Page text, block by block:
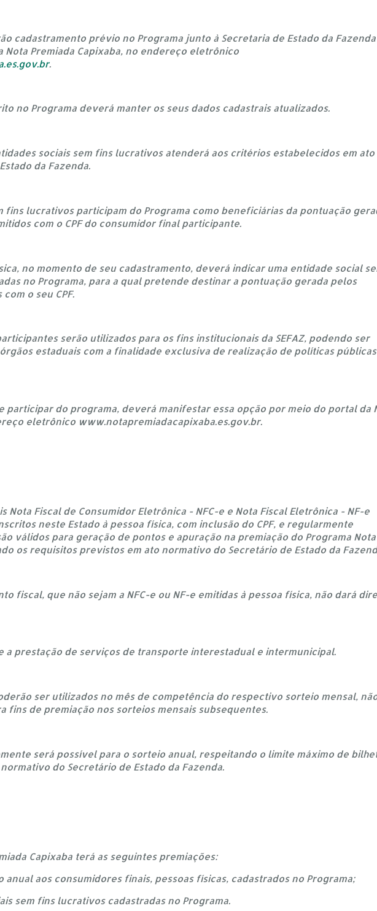
cadastramento prévio no Programa junto à Secretaria de Estado da
Nota Premiada Capixaba, no endereço eletrônico
.
no Programa deverá manter os seus dados cadastrais atualizados.
sociais sem fins lucrativos atenderá aos critérios estabelecidos em ato
da Fazenda.
fins lucrativos participam do Programa como beneficiárias da pontuação
com o CPF do consumidor final participante.
no momento de seu cadastramento, deverá indicar uma entidade social
no Programa, para a qual pretende destinar a pontuação gerada pelos
o seu CPF.
serão utilizados para os fins institucionais da SEFAZ, podendo ser
estaduais com a finalidade exclusiva de realização de políticas
participar do programa, deverá manifestar essa opção por meio do portal da
eletrônico www.notapremiadacapixaba.es.gov.br.
Nota Fiscal de Consumidor Eletrônica - NFC-e e Nota Fiscal Eletrônica - NF-e
neste Estado à pessoa física, com inclusão do CPF, e regularmente
válidos para geração de pontos e apuração na premiação do Programa Nota
os requisitos previstos em ato normativo do Secretário de Estado da
fiscal, que não sejam a NFC-e ou NF-e emitidas à pessoa física, não dará
a prestação de serviços de transporte interestadual e intermunicipal.
ser utilizados no mês de competência do respectivo sorteio mensal,
fins de premiação nos sorteios mensais subsequentes.
será possível para o sorteio anual, respeitando o limite máximo de
do Secretário de Estado da Fazenda.
Capixaba terá as seguintes premiações:
aos consumidores finais, pessoas físicas, cadastrados no Programa;
sem fins lucrativos cadastradas no Programa.